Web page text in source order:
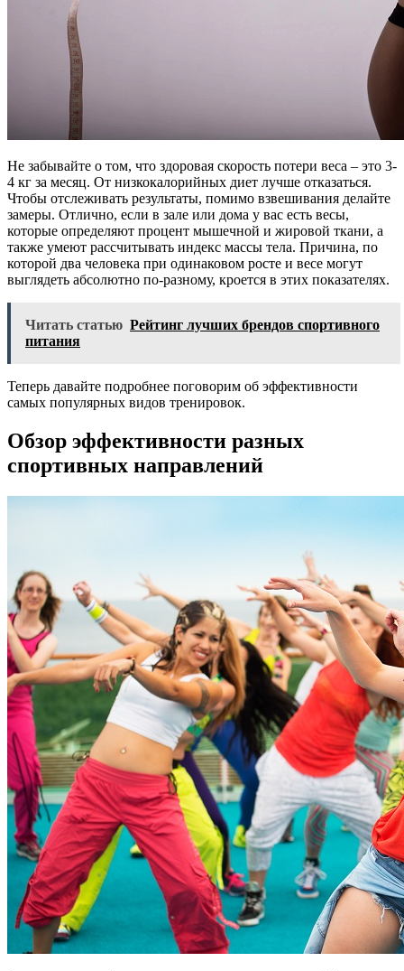
Не забывайте о том, что здоровая скорость потери веса – это 3-
4 кг за месяц. От низкокалорийных диет лучше отказаться.
Чтобы отслеживать результаты, помимо взвешивания делайте
замеры. Отлично, если в зале или дома у вас есть весы,
которые определяют процент мышечной и жировой ткани, а
также умеют рассчитывать индекс массы тела. Причина, по
которой два человека при одинаковом росте и весе могут
выглядеть абсолютно по-разному, кроется в этих показателях.
Читать статью Рейтинг лучших брендов спортивного
питания
Теперь давайте подробнее поговорим об эффективности
самых популярных видов тренировок.
Обзор эффективности разных
спортивных направлений